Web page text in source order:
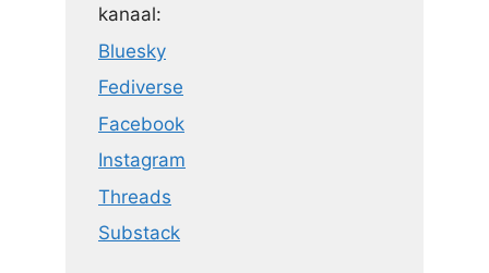
kanaal:
Bluesky
Fediverse
Facebook
Instagram
Threads
Substack